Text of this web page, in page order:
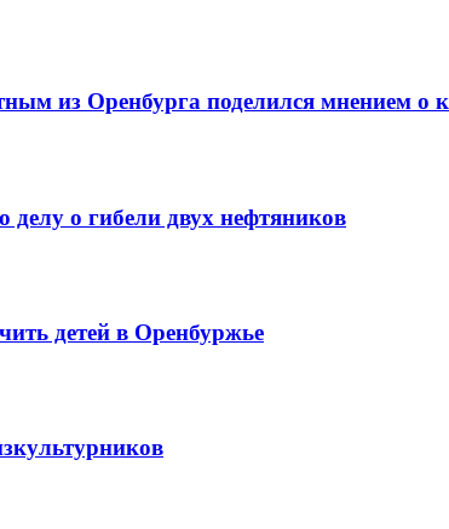
из Оренбурга поделился мнением о
о гибели двух нефтяников
детей в Оренбуржье